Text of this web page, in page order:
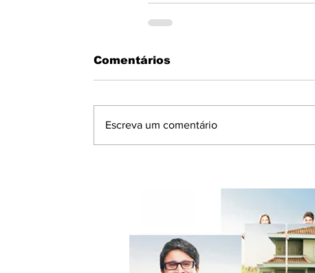
Comentários
Escreva um comentário